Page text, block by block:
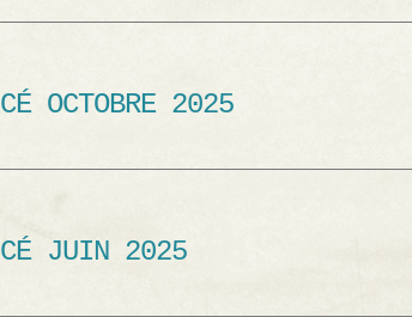
CÉ OCTOBRE 2025
CÉ JUIN 2025